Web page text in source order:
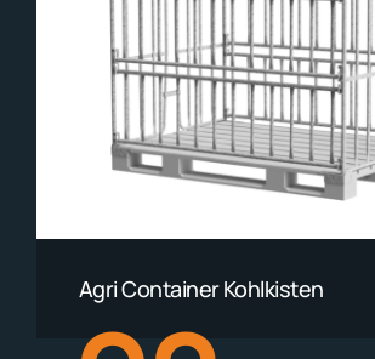
Agri Container Kohlkisten